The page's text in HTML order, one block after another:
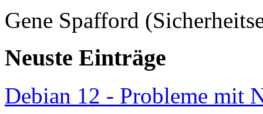
Gene Spafford
Neuste Einträge
Debian 12 - Probleme mit